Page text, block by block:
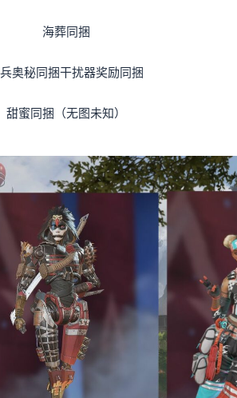
海葬同捆
奥秘同捆干扰器奖励同捆
甜蜜同捆（无图未知）